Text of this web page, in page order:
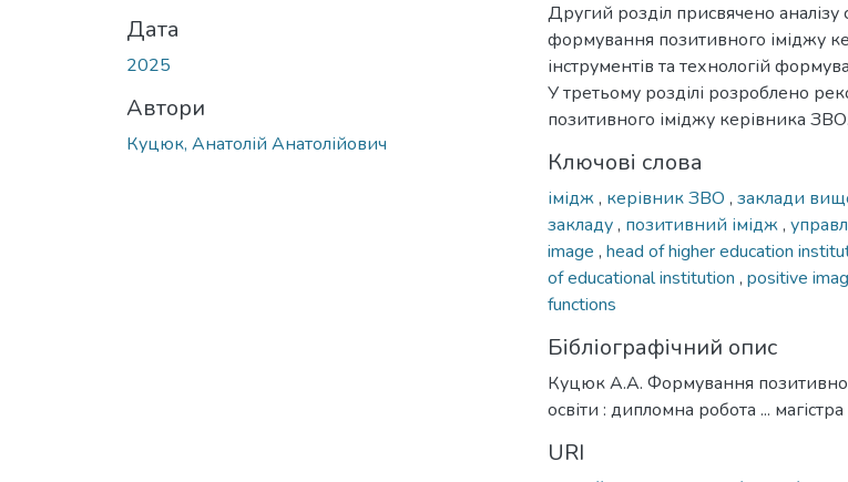
Дата
2025
Автори
Куцюк, Анатолій Анатолійович
Другий розділ присвячено аналізу
формування позитивного іміджу
інструментів та технологій
У третьому розділі розроблено
позитивного іміджу керівника ЗВО.
Ключові слова
імідж, керівник ЗВО , заклади
закладу, позитивний імідж,
image , head of higher education
of educational institution , positive
functions
Бібліографічний опис
Куцюк А.А. Формування
освіти : дипломна робота ...
URI